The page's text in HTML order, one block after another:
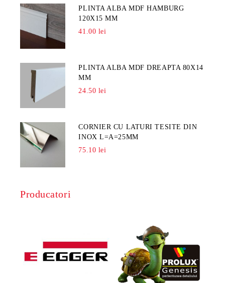
PLINTA ALBA MDF HAMBURG
120X15 MM
41.00 lei
PLINTA ALBA MDF DREAPTA 80X14
MM
24.50 lei
CORNIER CU LATURI TESITE DIN
INOX L=A=25MM
75.10 lei
Producatori